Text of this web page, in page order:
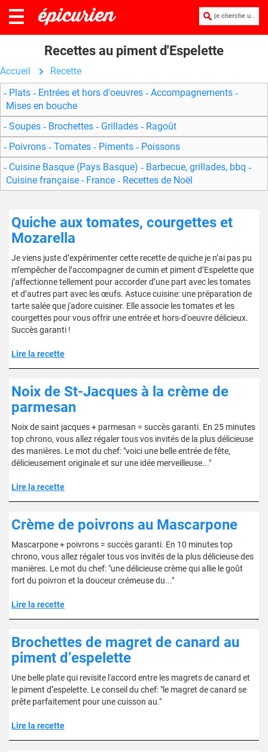
je cherche une recette :
Recettes au piment d'Espelette
Accueil
Recette
Plats
Entrées et hors d'oeuvres
Accompagnements
Mises en bouche
Soupes
Brochettes Grillades
Ragoût
Poivrons
Tomates Piments
Poissons
Cuisine Basque (Pays Basque)
Barbecue, grillades, bbq
Cuisine française - France
Recettes de Noël
Quiche aux tomates, courgettes et
Mozarella
Je viens juste d’expérimenter cette recette de quiche je n’ai pas pu
m’empêcher de l’accompagner de cumin et piment d’Espelette que
j’affectionne tellement pour accorder d’une part avec les tomates
et d’autres part avec les œufs. Astuce cuisine: une préparation de
tarte salée que j'adore cuisiner. Elle associe les tomates et les
courgettes pour vous offrir une entrée et hors-d'oeuvre délicieux.
Succès garanti !
Lire la recette
Noix de St-Jacques à la crème de
parmesan
Noix de saint jacques + parmesan = succès garanti. En 25 minutes
top chrono, vous allez régaler tous vos invités de la plus délicieuse
des manières. Le mot du chef: "voici une belle entrée de fête,
délicieusement originale et sur une idée merveilleuse..."
Lire la recette
Crème de poivrons au Mascarpone
Mascarpone + poivrons = succès garanti. En 10 minutes top
chrono, vous allez régaler tous vos invités de la plus délicieuse des
manières. Le mot du chef: "une délicieuse crème qui allie le goût
fort du poivron et la douceur crémeuse du..."
Lire la recette
Brochettes de magret de canard au
piment d’espelette
Une belle plate qui revisite l'accord entre les magrets de canard et
le piment d''espelette. Le conseil du chef: "le magret de canard se
prête parfaitement pour une cuisson au."
Lire la recette